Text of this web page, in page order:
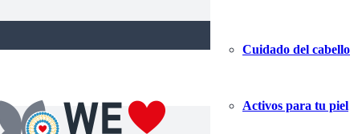
Cuidado del cabello
Activos para tu piel